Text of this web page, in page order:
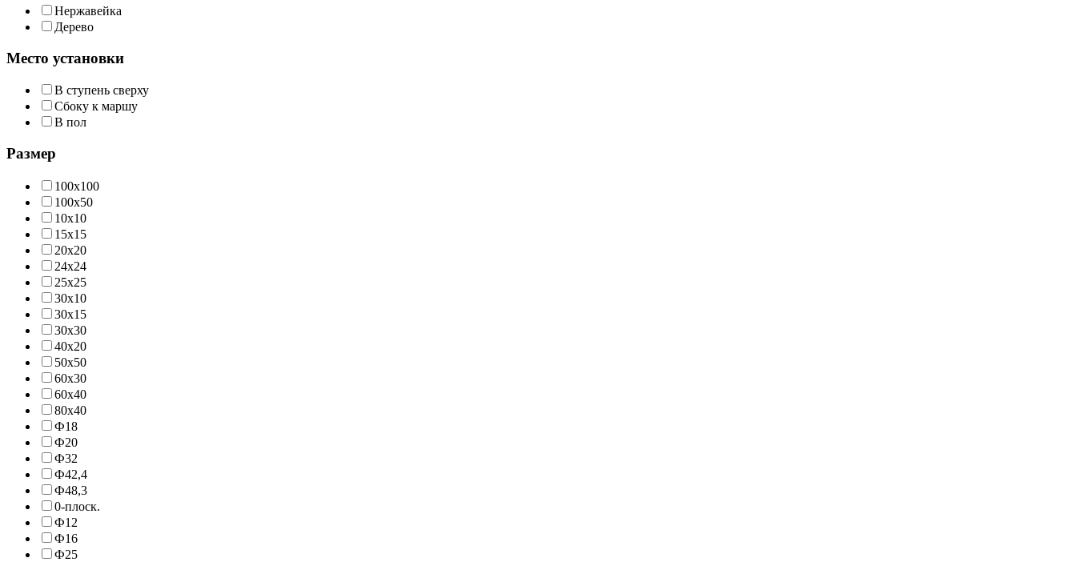
Нержавейка
Дерево
Место установки
В ступень сверху
Сбоку к маршу
В пол
Размер
100х100
100х50
10х10
15х15
20х20
24х24
25х25
30х10
30х15
30х30
40х20
50х50
60х30
60х40
80х40
Ф18
Ф20
Ф32
Ф42,4
Ф48,3
0-плоск.
Ф12
Ф16
Ф25